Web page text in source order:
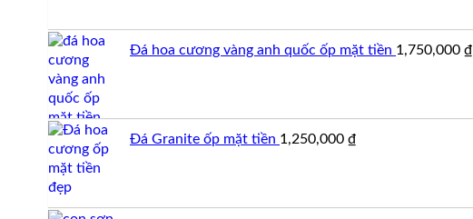
Đá hoa cương vàng anh quốc ốp mặt tiền 1,750,000 ₫
Đá Granite ốp mặt tiền 1,250,000 ₫